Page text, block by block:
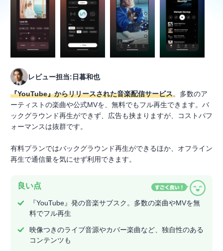
レビュー担当:日暮和也
『YouTube』からリリースされた音楽配信サービス。多数のア
ーティストの楽曲や公式MVを、無料でもフル再生できます。バ
ックグラウンド再生ができず、広告も挟まりますが、コストパフ
ォーマンスは抜群です。
有料プランではバックグラウンド再生ができるほか、オフライン
再生で通信量を気にせず利用できます。
良い点
『YouTube』発の音楽サブスク。多数の楽曲やMVを無
料でフル再生
映像つきのライブ音源やカバー楽曲など、独自性のある
コンテンツも